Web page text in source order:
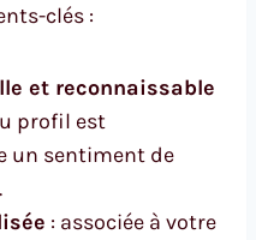
clés :
et reconnaissable
profil est
un sentiment de
: associée à votre